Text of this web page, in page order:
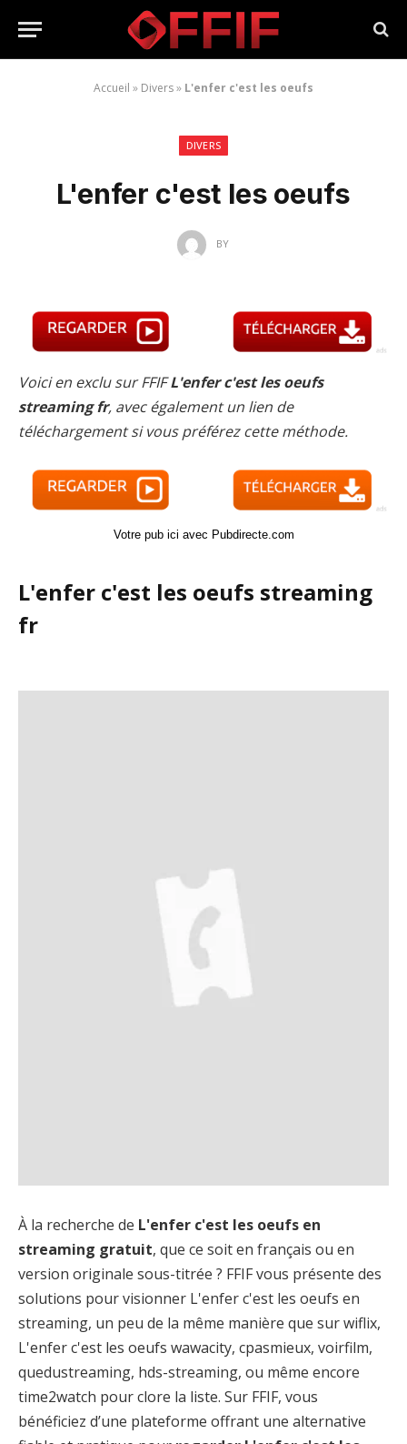
Accueil » Divers» L'enfer c'est les oeufs
DIVERS
L'enfer c'est les oeufs
BY
Voici en exclu sur FFIFL'enfer c'est les oeufs
streaming fr, avec également un lien de
téléchargement si vous préférez cette méthode.
Votre pub ici avec Pubdirecte.com
L'enfer c'est les oeufs streaming
fr
À la recherche de L'enfer c'est les oeufs en
streaming gratuit, que ce soit en français ou en
version originale sous-titrée ? FFIF vous présente des
solutions pour visionner L'enfer c'est les oeufs en
streaming, un peu de la même manière que sur wiflix,
L'enfer c'est les oeufs wawacity, cpasmieux, voirfilm,
quedustreaming, hds-streaming, ou même encore
time2watch pour clore la liste. Sur FFIF, vous
bénéficiez d’une plateforme offrant une alternative